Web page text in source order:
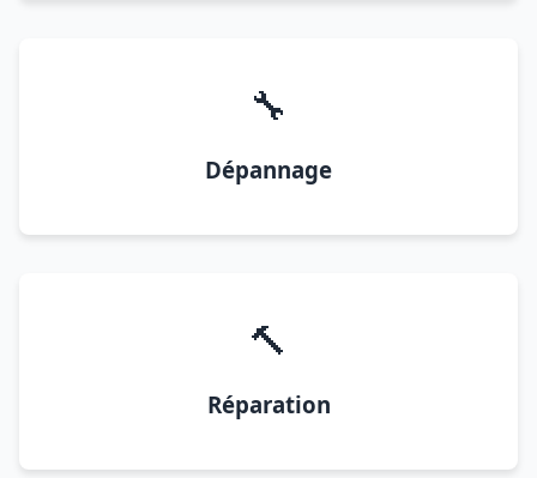
🔧
Dépannage
🔨
Réparation